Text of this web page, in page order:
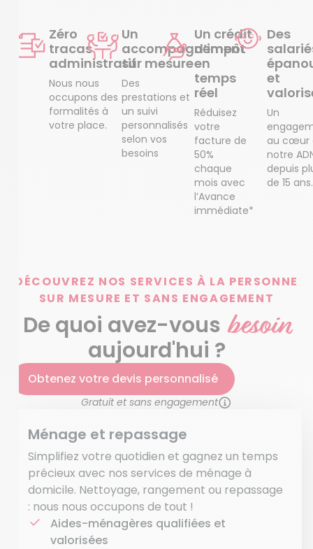
Zéro
tracas
administratif
Nous nous
occupons des
formalités à
votre place.
Un
accompagnement
sur mesure
Des
prestations et
un suivi
personnalisés
selon vos
besoins
Un crédit
d’impôt
en
temps
réel
Réduisez
votre
facture de
50%
chaque
mois avec
l’Avance
immédiate*
Des
et
Un
au cœur
notre
depuis
de 15 ans.
DÉCOUVREZ NOS SERVICES À LA PERSONNE
SUR MESURE ET SANS ENGAGEMENT
De quoi avez-vous besoin
aujourd'hui ?
Obtenez votre devis personnalisé
Gratuit et sans engagement
Ménage et repassage
Simplifiez votre quotidien et gagnez un temps
précieux avec nos services de ménage à
domicile. Nettoyage, rangement ou repassage
: nous nous occupons de tout !
Aides-ménagères qualifiées et
valorisées